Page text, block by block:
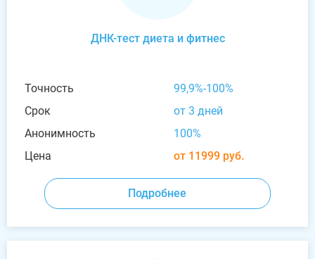
ДНК-тест диета и фитнес
Точность
99,9%-100%
Срок
от 3 дней
Анонимность
100%
Цена
от 11999 руб.
Подробнее